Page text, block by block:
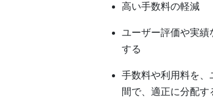
高い手数料の軽減
ユーザー評価や実績
する
手数料や利用料を、
間で、適正に分配